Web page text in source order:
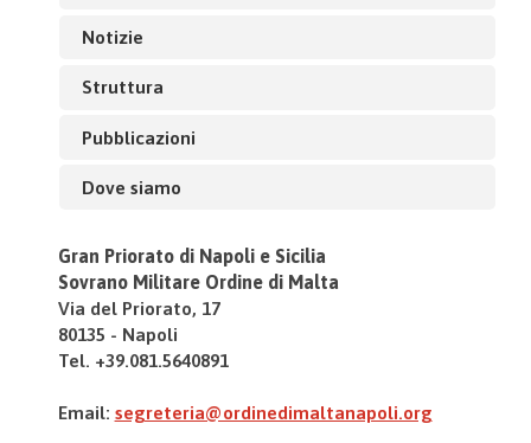
Notizie
Struttura
Pubblicazioni
Dove siamo
Gran Priorato di Napoli e Sicilia
Sovrano Militare Ordine di Malta
Via del Priorato, 17
80135 - Napoli
Tel. +39.081.5640891
Email: segreteria@ordinedimaltanapoli.org